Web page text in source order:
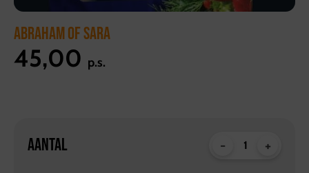
ABRAHAM OF SARA
45,00 p.s.
AANTAL - +